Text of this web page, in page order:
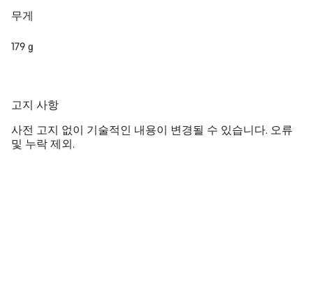
무게
179 g
공
고지 사항
사전 고지 없이 기술적인 내용이 변경될 수 있습니다. 오류
및 누락 제외.